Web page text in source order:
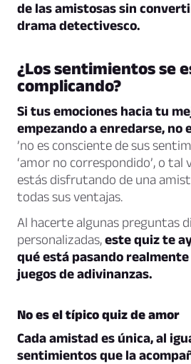
de las amistosas sin
drama detectivesco.
¿Los sentimientos se
complicando?
Si tus emociones hacia tu
empezando a enredarse, no
’no es consciente de sus
‘amor no correspondido’, o
estás disfrutando de una
todas sus ventajas.
Al hacerte algunas preguntas
personalizadas,este quiz te
qué está pasando
juegos de adivinanzas.
No es el típico quiz de amor
Cada amistad es única, al
sentimientos que la